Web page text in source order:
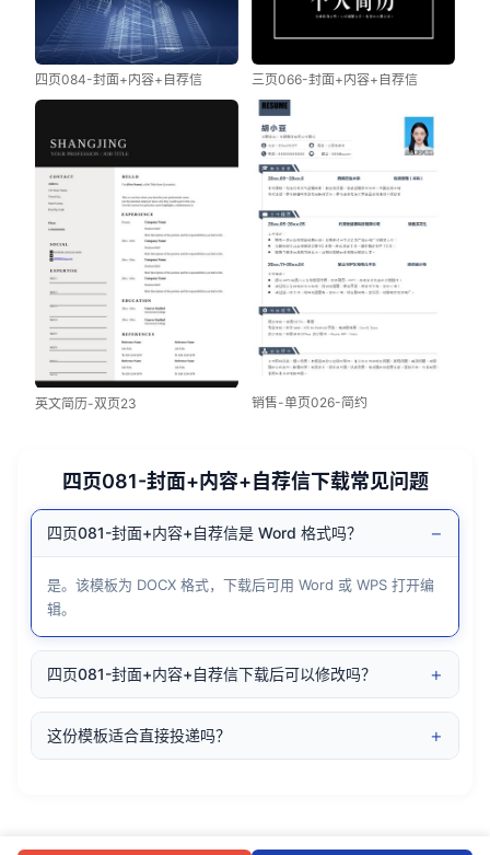
四页084-封面+内容+自荐信 三页066-封面+内容+自荐信
英文简历-双页23 销售-单页026-简约
四页081-封面+内容+自荐信下载常见问题
四页081-封面+内容+自荐信是 Word 格式吗？ −
是。该模板为 DOCX 格式，下载后可用 Word 或 WPS 打开编
辑。
四页081-封面+内容+自荐信下载后可以修改吗？ +
这份模板适合直接投递吗？ +